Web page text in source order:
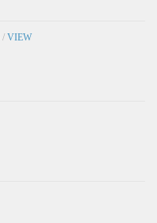
/ VIEW